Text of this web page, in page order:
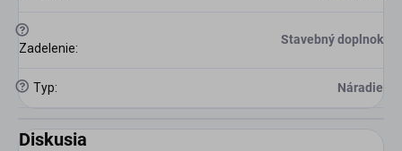
?
Zadelenie:
Stavebný doplnok
? Typ: Náradie
Diskusia